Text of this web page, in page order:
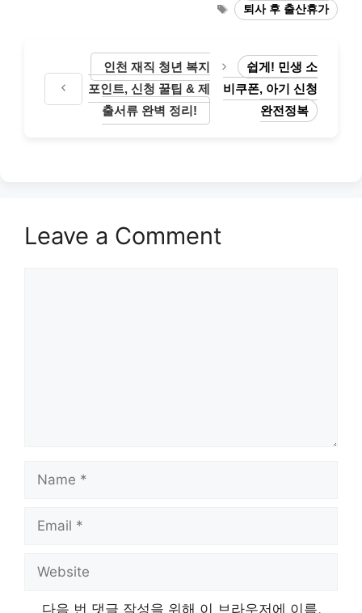
Tags퇴사 후 출산휴가
인천 재직 청년 복지
포인트, 신청 꿀팁 & 제
출서류 완벽 정리!
쉽게! 민생 소
비쿠폰, 아기 신청
완전정복
Leave a Comment
Name
Email
Website
다음 번 댓글 작성을 위해 이 브라우저에 이름,